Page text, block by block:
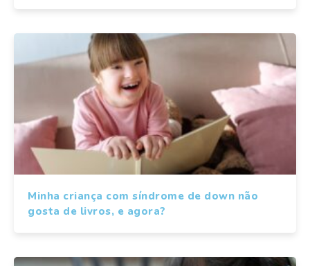
Minha criança com síndrome de down não
gosta de livros, e agora?